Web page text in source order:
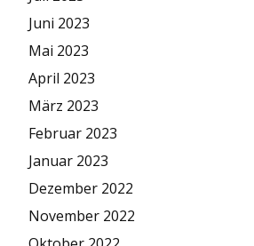
Juni 2023
Mai 2023
April 2023
März 2023
Februar 2023
Januar 2023
Dezember 2022
November 2022